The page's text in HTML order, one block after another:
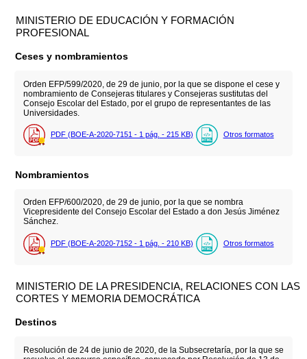
MINISTERIO DE EDUCACIÓN Y FORMACIÓN
PROFESIONAL
Ceses y nombramientos
Orden EFP/599/2020, de 29 de junio, por la que se dispone el cese y
nombramiento de Consejeras titulares y Consejeras sustitutas del
Consejo Escolar del Estado, por el grupo de representantes de las
Universidades.
PDF (BOE-A-2020-7151 - 1 pág. - 215 KB) Otros formatos
Nombramientos
Orden EFP/600/2020, de 29 de junio, por la que se nombra
Vicepresidente del Consejo Escolar del Estado a don Jesús Jiménez
Sánchez.
PDF (BOE-A-2020-7152 - 1 pág. - 210 KB) Otros formatos
MINISTERIO DE LA PRESIDENCIA, RELACIONES CON LAS
CORTES Y MEMORIA DEMOCRÁTICA
Destinos
Resolución de 24 de junio de 2020, de la Subsecretaría, por la que se